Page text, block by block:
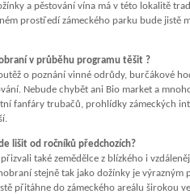
a pěstování vína má v této lokalitě
prostředí zámeckého parku bude jistě
v průběhu programu těšit ?
o poznání vinné odrůdy, burčákové
Nebude chybět ani Bio market a
fanfáry trubačů, prohlídky zámeckých
lišit od ročníků předchozích?
také zemědělce z blízkého i
stejně tak jako dožínky je výrazným
přitáhne do zámeckého areálu širokou